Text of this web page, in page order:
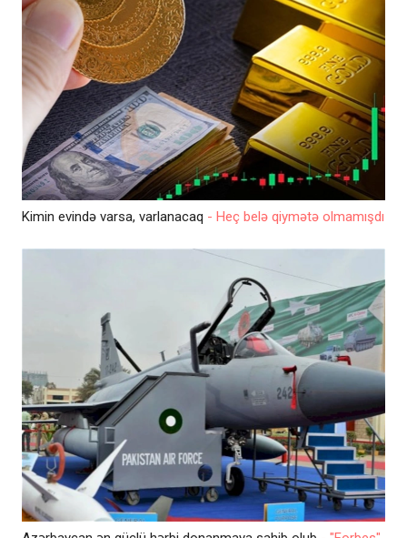
Kimin evində varsa, varlanacaq - Heç belə qiymətə olmamışdı